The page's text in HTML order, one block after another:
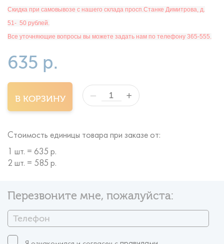
Скидка при самовывозе с нашего склада просп.Станке Димитрова, д.
51- 50 рублей.
Все уточняющие вопросы вы можете задать нам по телефону 365-555.
635 р.
В КОРЗИНУ — +
Стоимость единицы товара при заказе от:
1 шт. = 635 р.
2 шт. = 585 р.
Перезвоните мне, пожалуйста:
Я ознакомился и согласен c